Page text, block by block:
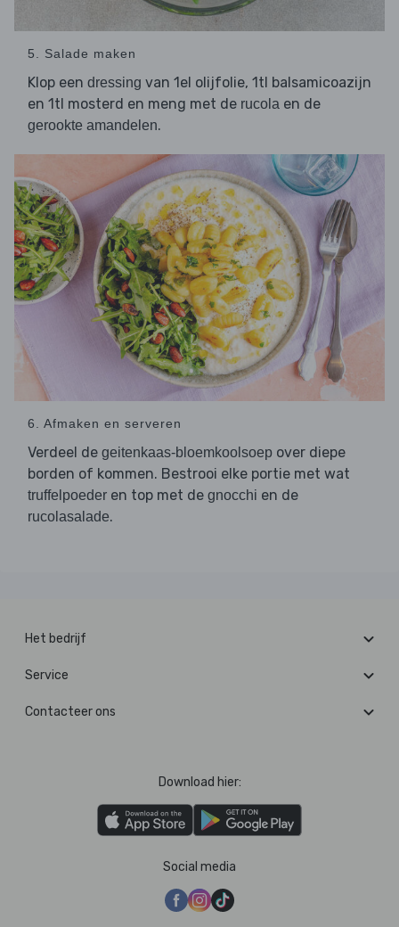
5. Salade maken
Klop een dressing van 1el olijfolie, 1tl balsamicoazijn
en 1tl mosterd en meng met de rucola en de
gerookte amandelen.
6. Afmaken en serveren
Verdeel de geitenkaas-bloemkoolsoep over diepe
borden of kommen. Bestrooi elke portie met wat
truffelpoeder en top met de gnocchi en de
rucolasalade.
Het bedrijf
Service
Contacteer ons
Download hier:
Social media